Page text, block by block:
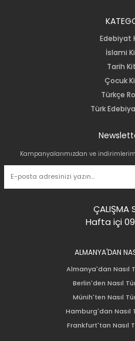
Edebiyat
İslami
Tarih
Çocuk
Türkçe
Türk
Kampanyalarımızdan ve
ÇALIŞMA
Hafta içi
ALMANYA'DAN
Almanya'dan Nasıl
Berlin'den Nasıl
Münih'ten Nasıl
Hamburg'dan Nasıl
Frankfurt'tan Nasıl